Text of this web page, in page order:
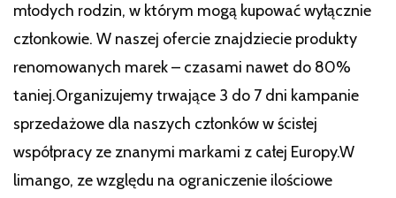
młodych rodzin, w którym mogą kupować wyłącznie
członkowie. W naszej ofercie znajdziecie produkty
renomowanych marek – czasami nawet do 80%
taniej.Organizujemy trwające 3 do 7 dni kampanie
sprzedażowe dla naszych członków w ścisłej
współpracy ze znanymi markami z całej Europy.W
limango, ze względu na ograniczenie ilościowe